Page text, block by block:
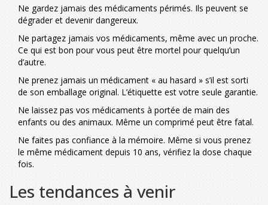
Ne gardez jamais des médicaments périmés. Ils peuvent se
dégrader et devenir dangereux.
Ne partagez jamais vos médicaments, même avec un proche.
Ce qui est bon pour vous peut être mortel pour quelqu’un
d’autre.
Ne prenez jamais un médicament « au hasard » s’il est sorti
de son emballage original. L’étiquette est votre seule garantie.
Ne laissez pas vos médicaments à portée de main des
enfants ou des animaux. Même un comprimé peut être fatal.
Ne faites pas confiance à la mémoire. Même si vous prenez
le même médicament depuis 10 ans, vérifiez la dose chaque
fois.
Les tendances à venir